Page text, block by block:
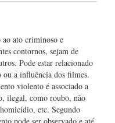
ato criminoso e
contornos, sejam de
Pode estar relacionado
ou a influência dos filmes.
violento é associado a
ilegal, como roubo, não
etc. Segundo